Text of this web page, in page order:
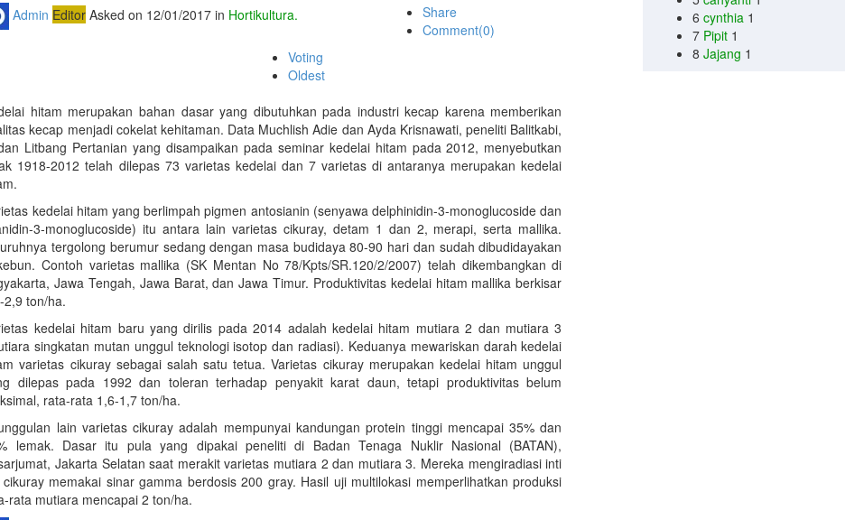
Admin Editor Asked on 12/01/2017 in Hortikultura.
Share
Comment(0)
Voting
Oldest
hitam merupakan bahan dasar yang dibutuhkan pada industri kecap karena memberikan
kecap menjadi cokelat kehitaman. Data Muchlish Adie dan Ayda Krisnawati, peneliti Balitkabi,
Litbang Pertanian yang disampaikan pada seminar kedelai hitam pada 2012, menyebutkan
1918-2012 telah dilepas 73 varietas kedelai dan 7 varietas di antaranya merupakan kedelai
kedelai hitam yang berlimpah pigmen antosianin (senyawa delphinidin-3-monoglucoside dan
3-monoglucoside) itu antara lain varietas cikuray, detam 1 dan 2, merapi, serta mallika.
tergolong berumur sedang dengan masa budidaya 80-90 hari dan sudah dibudidayakan
Contoh varietas mallika (SK Mentan No 78/Kpts/SR.120/2/2007) telah dikembangkan di
Jawa Tengah, Jawa Barat, dan Jawa Timur. Produktivitas kedelai hitam mallika berkisar
2,9 ton/ha.
kedelai hitam baru yang dirilis pada 2014 adalah kedelai hitam mutiara 2 dan mutiara 3
singkatan mutan unggul teknologi isotop dan radiasi). Keduanya mewariskan darah kedelai
varietas cikuray sebagai salah satu tetua. Varietas cikuray merupakan kedelai hitam unggul
dilepas pada 1992 dan toleran terhadap penyakit karat daun, tetapi produktivitas belum
rata-rata 1,6-1,7 ton/ha.
lain varietas cikuray adalah mempunyai kandungan protein tinggi mencapai 35% dan
lemak. Dasar itu pula yang dipakai peneliti di Badan Tenaga Nuklir Nasional (BATAN),
Jakarta Selatan saat merakit varietas mutiara 2 dan mutiara 3. Mereka mengiradiasi inti
memakai sinar gamma berdosis 200 gray. Hasil uji multilokasi memperlihatkan produksi
rata mutiara mencapai 2 ton/ha.
6 cynthia 1
7 Pipit 1
8 Jajang 1